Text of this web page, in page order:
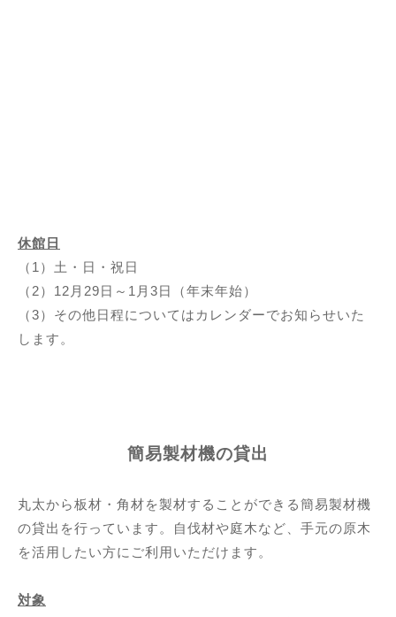
休館日
（1）土・日・祝日
（2）12月29日～1月3日（年末年始）
（3）その他日程についてはカレンダーでお知らせいた
します。
簡易製材機の貸出
丸太から板材・角材を製材することができる簡易製材機
の貸出を行っています。自伐材や庭木など、手元の原木
を活用したい方にご利用いただけます。
対象